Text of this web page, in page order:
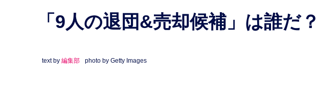
「9人の退団&売却候補」は誰だ？
text by 編集部 photo by Getty Images